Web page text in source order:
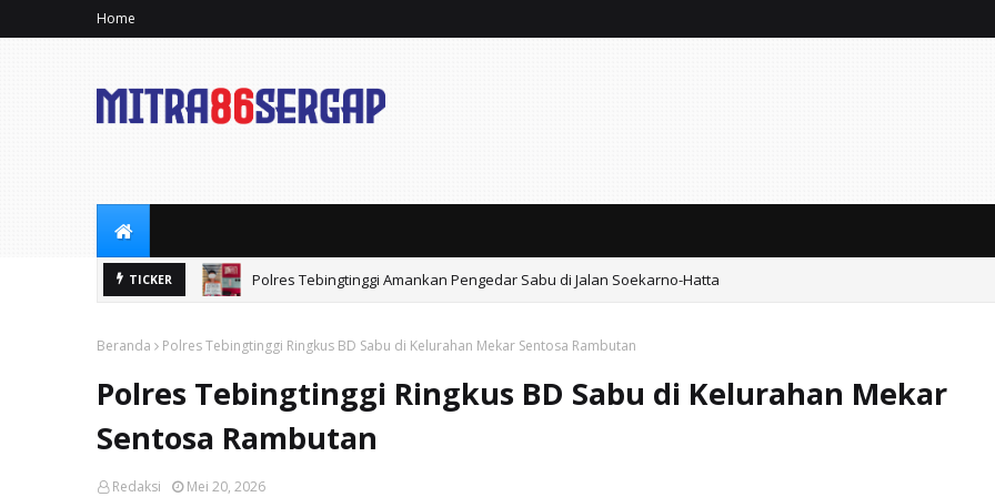
Home
TICKER Polres Tebingtinggi Amankan Pengedar Sabu di Jalan Soekarno-Hatta
Beranda Polres Tebingtinggi Ringkus BD Sabu di Kelurahan Mekar Sentosa Rambutan
Polres Tebingtinggi Ringkus BD Sabu di Kelurahan Mekar
Sentosa Rambutan
Redaksi Mei 20, 2026